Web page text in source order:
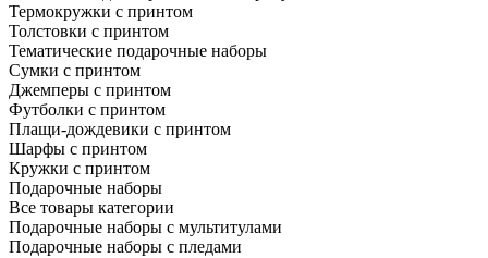
Термокружки с принтом
Толстовки с принтом
Тематические подарочные наборы
Сумки с принтом
Джемперы с принтом
Футболки с принтом
Плащи-дождевики с принтом
Шарфы с принтом
Кружки с принтом
Подарочные наборы
Все товары категории
Подарочные наборы с мультитулами
Подарочные наборы с пледами